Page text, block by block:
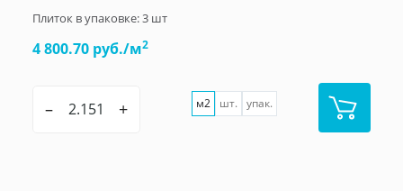
Плиток в упаковке:3 шт
4 800.70 руб./м2
– + м2 шт. упак.